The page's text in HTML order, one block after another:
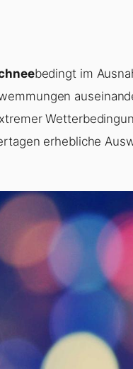
bedingt im
erhebliche